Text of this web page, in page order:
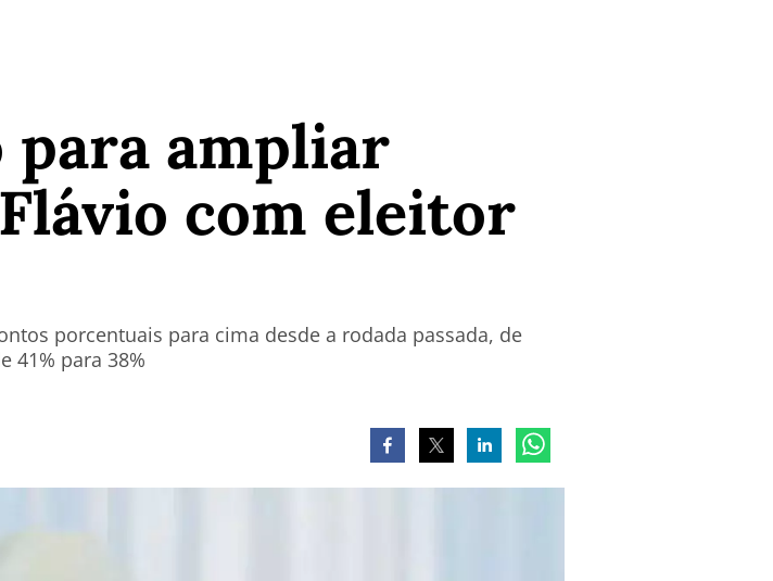
para ampliar
com eleitor
porcentuais para cima desde a rodada passada, de
41% para 38%